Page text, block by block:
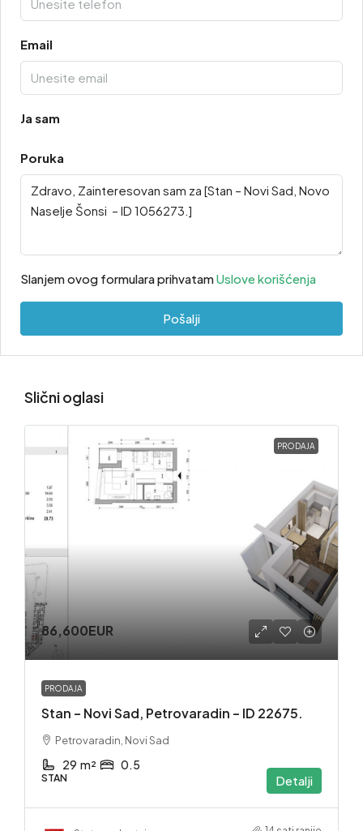
Email
Ja sam
Poruka
Slanjem ovog formulara prihvatamUslove korišćenja
Pošalji
Slični oglasi
PRODAJA
86,600EUR
PRODAJA
Stan – Novi Sad, Petrovaradin – ID 22675.
Petrovaradin, Novi Sad
29 m² 0.5
STAN Detalji